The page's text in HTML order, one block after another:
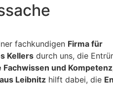
fachkundigen Firma für
Kellers durch uns, die
Fachwissen und Kompetenz
Leibnitz hilft dabei, die